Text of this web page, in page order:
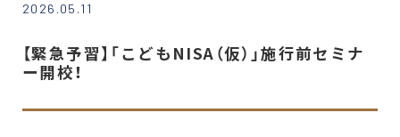
2026.05.11
【緊急予習】「こどもNISA（仮）」施行前セミナ
ー開校！